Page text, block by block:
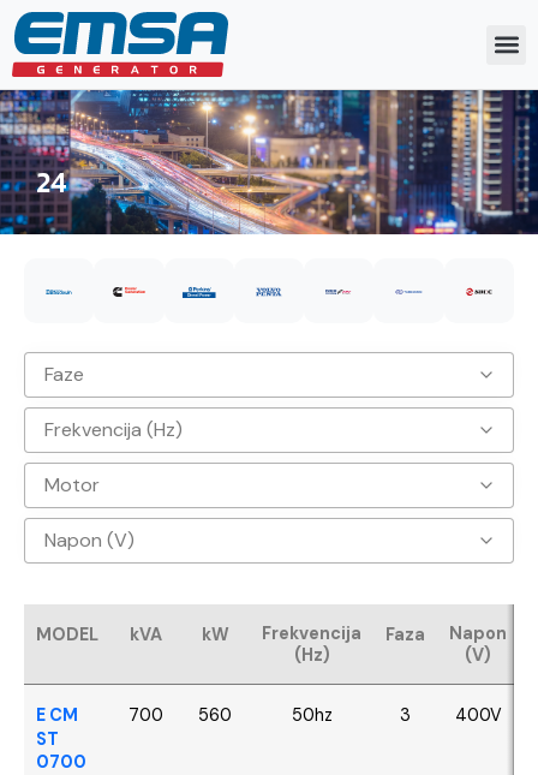
24
Faze
3
Frekvencija (Hz)
50hz
Motor
Baudouin
CUMMINS
Perkins
Napon (V)
400V
MODEL kVA kW
Frekvencija
(Hz)
Faza
Napon
(V)
E CM
ST
0700
700 560 50hz 3 400V